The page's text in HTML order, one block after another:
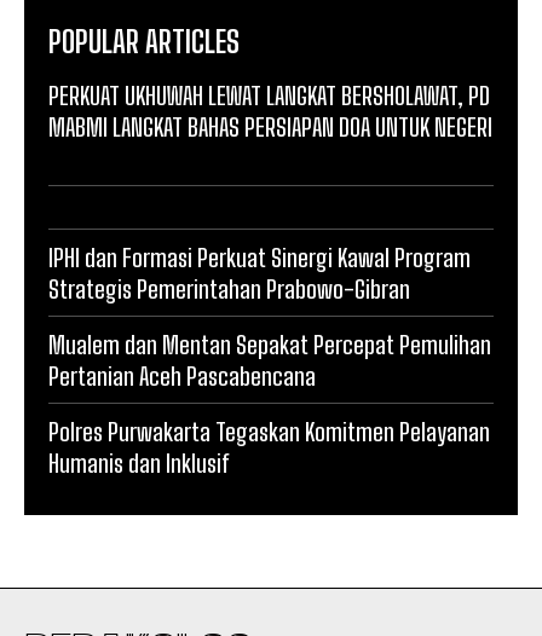
POPULAR ARTICLES
PERKUAT UKHUWAH LEWAT LANGKAT BERSHOLAWAT, PD
MABMI LANGKAT BAHAS PERSIAPAN DOA UNTUK NEGERI
IPHI dan Formasi Perkuat Sinergi Kawal Program
Strategis Pemerintahan Prabowo-Gibran
Mualem dan Mentan Sepakat Percepat Pemulihan
Pertanian Aceh Pascabencana
Polres Purwakarta Tegaskan Komitmen Pelayanan
Humanis dan Inklusif